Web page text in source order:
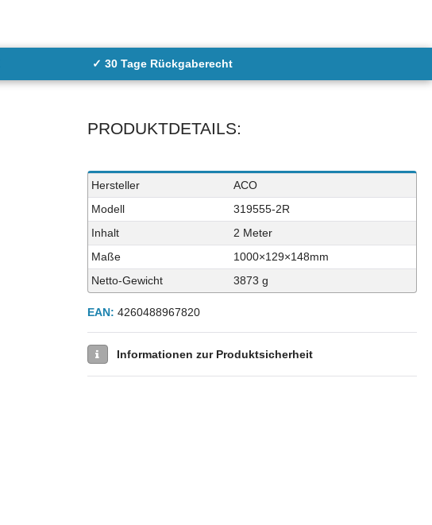
✓ 30 Tage Rückgaberecht
PRODUKTDETAILS:
Technisches
Merkmal
Wert
Hersteller
ACO
Modell
319555-2R
Inhalt
2 Meter
Maße
1000×129×148mm
Netto-Gewicht
3873 g
EAN: 4260488967820
Informationen zur Produktsicherheit